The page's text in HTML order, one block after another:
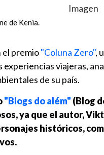
de Kenia.
el premio"Coluna Zero",
experiencias viajeras,
de su país.
"Blogs do além" (Blog
ya que el autor,
históricos,